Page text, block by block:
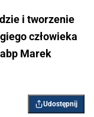
i tworzenie
człowieka
Marek
Udostępnij